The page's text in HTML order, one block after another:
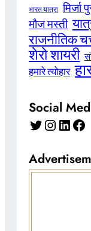
भारत यात्रा मिर्जा
मौज मस्ती
राजनीतिक
शेरो शायरी
हमारे त्योहार
Social
Twitter Instagram LinkedIn Facebook